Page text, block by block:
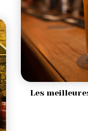
Les